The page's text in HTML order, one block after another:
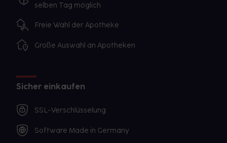
selben Tag möglich
Freie Wahl der Apotheke
Große Auswahl an Apotheken
Sicher einkaufen
SSL-Verschlüsselung
Software Made in Germany